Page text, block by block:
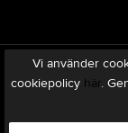
Vi använder
cookiepolicy här.